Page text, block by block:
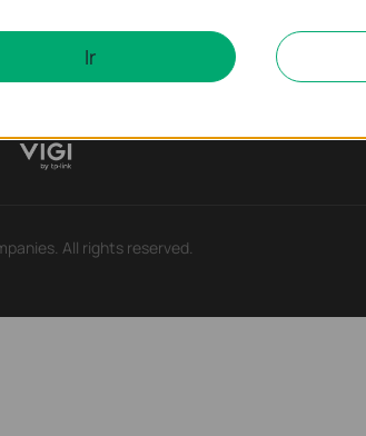
All rights reserved.
Ir